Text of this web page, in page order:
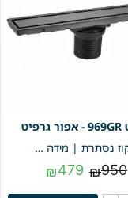
969GR - אפור גרפיט
תעלת ניקוז נסתרת | מידה 9/69 | דגם "LINEA" | אפור גרפיט | מק"ט 969GR
₪950
₪479